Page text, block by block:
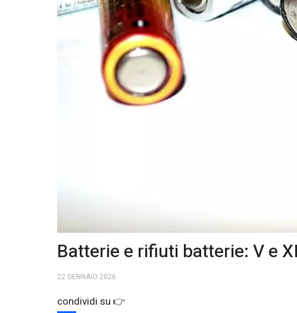
Batterie e rifiuti batterie: V e
22 GENNAIO 2026